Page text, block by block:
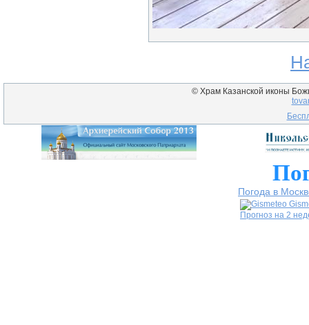
© Храм Казанской иконы
Погода в
Прогноз на 2